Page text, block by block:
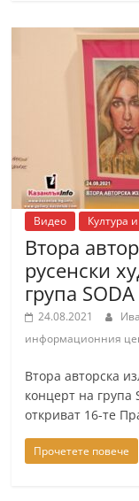
Видео Култура
Втора
русенски
група SODA
24.08.2021
информационния
Втора авторска
концерт на група
откриват 16-те
Прочетете повече